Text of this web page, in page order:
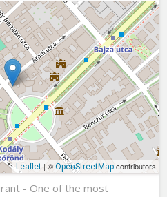
Leaflet| © OpenStreetMapcontributors
Budapest
- One of the most